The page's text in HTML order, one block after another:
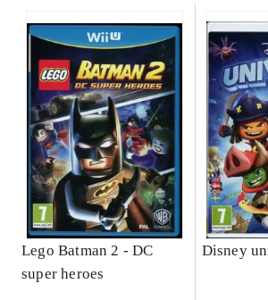
Lego Batman 2 - DC
super heroes
Disney